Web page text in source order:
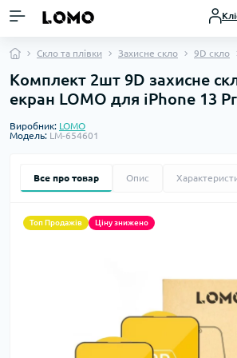
Скло та плівки Захисне скло 9D скло
Комплект 2шт 9D захисне
екран LOMO для iPhone 13
Виробник: LOMO
Модель: LM-654601
Все про товар Опис
Топ Продажів Ціну знижено